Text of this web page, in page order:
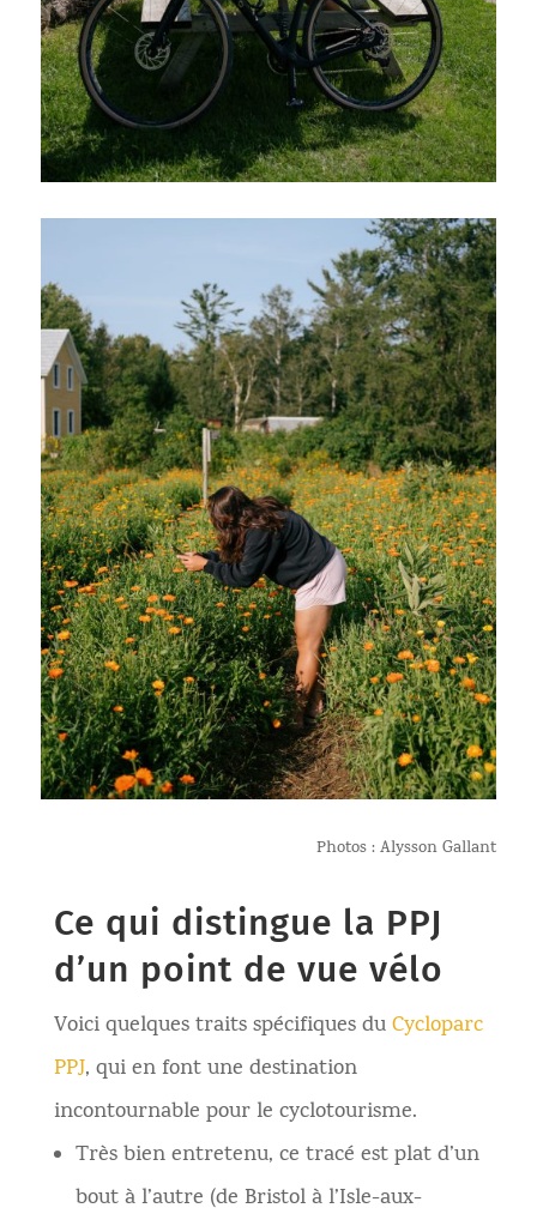
Photos : Alysson Gallant
Ce qui distingue la PPJ
d’un point de vue vélo
Voici quelques traits spécifiques duCycloparc
PPJ, qui en font une destination
incontournable pour le cyclotourisme.
Très bien entretenu, ce tracé est plat d’un
bout à l’autre (de Bristol à l’Isle-aux-